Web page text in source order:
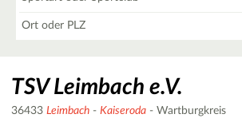
TSV Leimbach e.V.
36433 Leimbach - Kaiseroda - Wartburgkreis